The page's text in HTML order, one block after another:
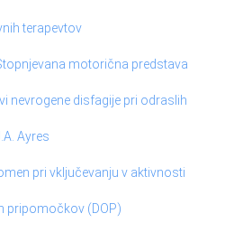
terapevtov
motorična predstava
nevrogene disfagije pri odraslih
Ayres
pri vključevanju v aktivnosti
pripomočkov (DOP)